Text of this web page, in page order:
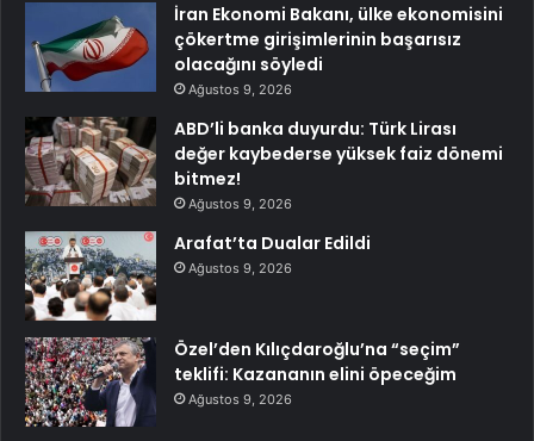
İran Ekonomi Bakanı, ülke ekonomisini
çökertme girişimlerinin başarısız
olacağını söyledi
Ağustos 9, 2026
ABD’li banka duyurdu: Türk Lirası
değer kaybederse yüksek faiz dönemi
bitmez!
Ağustos 9, 2026
Arafat’ta Dualar Edildi
Ağustos 9, 2026
Özel’den Kılıçdaroğlu’na “seçim”
teklifi: Kazananın elini öpeceğim
Ağustos 9, 2026